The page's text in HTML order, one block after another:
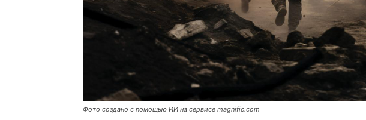
Фото создано с помощью ИИ на сервисе magnific.com